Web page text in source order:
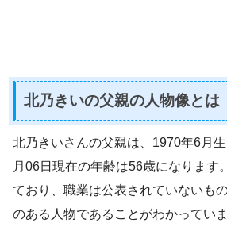
北乃きいの父親の人物像とは
北乃きいさんの父親は、1970年6月
月06日現在の年齢は56歳になります
ており、職業は公表されていないも
のある人物であることがわかってい